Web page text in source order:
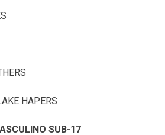
HAPERS
SUB-17